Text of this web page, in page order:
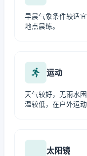
早晨气象条件较适
地点晨练。
运动
天气较好，无雨水
温较低，在户外运
太阳镜